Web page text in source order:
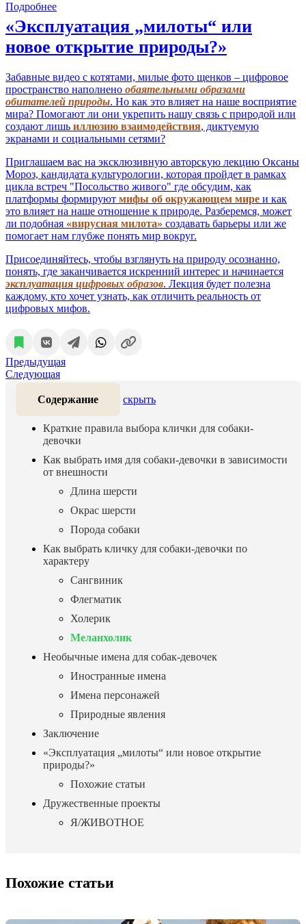
Подробнее
«Эксплуатация „милоты“ или
новое открытие природы?»
Забавные видео с котятами, милые фото щенков – цифровое
пространство наполнено обаятельными образами
обитателей природы. Но как это влияет на наше восприятие
мира? Помогают ли они укрепить нашу связь с природой или
создают лишь иллюзию взаимодействия, диктуемую
экранами и социальными сетями?
Приглашаем вас на эксклюзивную авторскую лекцию Оксаны
Мороз, кандидата культурологии, которая пройдет в рамках
цикла встреч "Посольство живого" где обсудим, как
платформы формируют мифы об окружающем мире и как
это влияет на наше отношение к природе. Разберемся, может
ли подобная «вирусная милота» создавать барьеры или же
помогает нам глубже понять мир вокруг.
Присоединяйтесь, чтобы взглянуть на природу осознанно,
понять, где заканчивается искренний интерес и начинается
эксплуатация цифровых образов. Лекция будет полезна
каждому, кто хочет узнать, как отличить реальность от
цифровых мифов.
Предыдущая
Следующая
Содержание скрыть
Краткие правила выбора клички для собаки-
девочки
Как выбрать имя для собаки-девочки в зависимости
от внешности
Длина шерсти
Окрас шерсти
Порода собаки
Как выбрать кличку для собаки-девочки по
характеру
Сангвиник
Флегматик
Холерик
Меланхолик
Необычные имена для собак-девочек
Иностранные имена
Имена персонажей
Природные явления
Заключение
«Эксплуатация „милоты“ или новое открытие
природы?»
Похожие статьи
Дружественные проекты
Я/ЖИВОТНОЕ
Похожие статьи